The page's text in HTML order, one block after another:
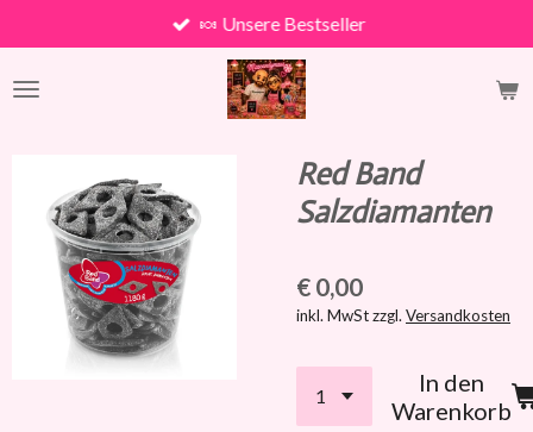
Hauptinhalt
springen
🍬 Unsere Bestseller
Red Band
Salzdiamanten
€ 0,00
inkl. MwSt zzgl. Versandkosten
In den
Warenkorb